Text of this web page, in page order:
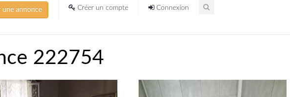
une annonce Créer un compte Connexion
222754